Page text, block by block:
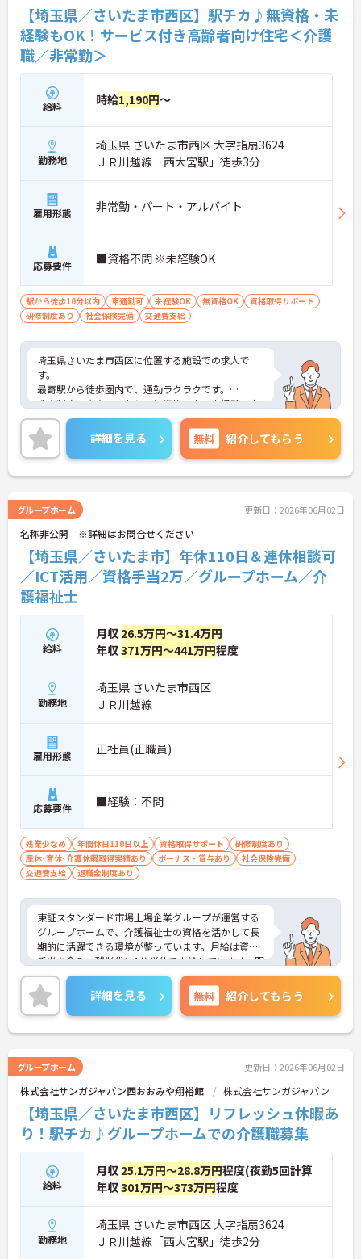
【埼玉県／さいたま市西区】駅チカ♪無資格・未
経験もOK！サービス付き高齢者向け住宅＜介護
職／非常勤＞
給料 時給1,190円～
勤務地
埼玉県 さいたま市西区 大字指扇3624
ＪＲ川越線「西大宮駅」徒歩3分
雇用形態 非常勤・パート・アルバイト
応募要件 ■資格不問 ※未経験OK
駅から徒歩10分以内 車通勤可 未経験OK 無資格OK
資格取得サポート
研修制度あり
社会保険完備 交通費支給
埼玉県さいたま市西区に位置する施設での求人で
す。
最寄駅から徒歩圏内で、通勤ラクラクです。
教育制度も充実しており、無資格の方、未経験の方
も安心してスタートいただけます。先輩職員の中に
も未経験からスタートした方が活躍されています。
ご興味のある方には、面接対策ポイントなど、さら
に詳細をお話しいたしますので、お気軽にご相談く
ださい。
詳細を見る 無料 紹介してもらう
グループホーム 更新日：2026年06月02日
名称非公開 ※詳細はお問合せください
【埼玉県／さいたま市】年休110日＆連休相談可
／ICT活用／資格手当2万／グループホーム／介
護福祉士
給料
月収 26.5万円～31.4万円
年収371万円～441万円程度
勤務地
埼玉県 さいたま市西区
ＪＲ川越線
雇用形態 正社員(正職員)
応募要件 ■経験：不問
残業少なめ 年間休日110日以上 資格取得サポート
研修制度あり
産休･育休･介護休暇取得実績あり
ボーナス・賞与あり
社会保険完備
交通費支給
退職金制度あり
東証スタンダード市場上場企業グループが運営する
グループホームで、介護福祉士の資格を活かして長
期的に活躍できる環境が整っています。月給は資格
手当を含み、残業代は1分単位で支給しています。明
確な評価制度により着実な昇給が目指せるほか、ケ
アマネジャーの受験費用や対策講座を会社がサポー
トするためキャリアアップにも最適です。お子様の
成長に合わせて最大130万円が支給されるライフイ
ベント手当や65歳定年制など、上場企業グループな
名の少人数制で食材宅配を導入しているため調理の
負担が少なく、利用者様とじっくり向き合うことが
できます。シフトは毎月希望休を提出でき、連休の
相談も可能なためプライベートとの両立もしやすい
職場です。
★おすすめPOINT★
【上場企業グループの安定した待遇と評価】
・明確な評価制度で最大年1万円の昇給が可能です
・お子様の成長を応援するライフイベント手当があ
・残業代は1分単位でしっかりと支給しています
【資格を活かして負担なく働ける環境】
詳細を見る 無料 紹介してもらう
グループホーム 更新日：2026年06月02日
株式会社サンガジャパン西おおみや翔裕館 株式会社サンガジャパン
【埼玉県／さいたま市西区】リフレッシュ休暇あ
り！駅チカ♪グループホームでの介護職募集
給料
月収 25.1万円～28.8万円程度(夜勤5回計算
年収301万円～373万円程度
勤務地
埼玉県 さいたま市西区 大字指扇3624
ＪＲ川越線「西大宮駅」徒歩2分